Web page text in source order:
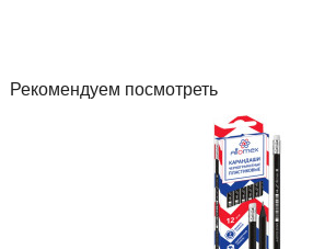
Рекомендуем посмотреть